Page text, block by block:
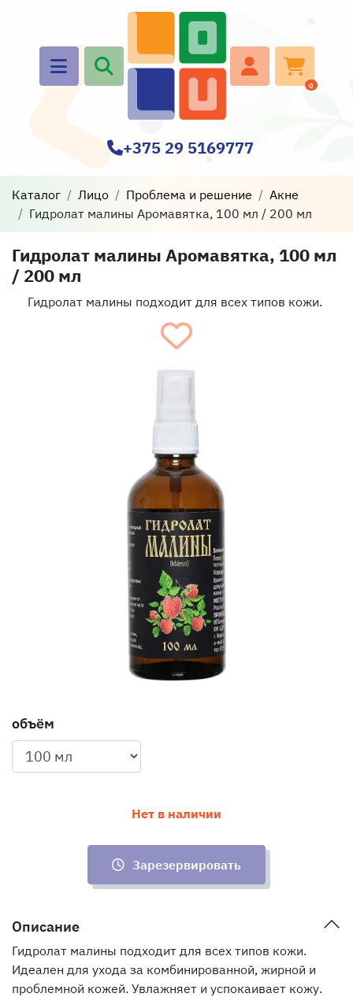
0
+375 29 5169777
Каталог Лицо Проблема и решение
Акне
Гидролат малины Аромавятка, 100 мл / 200 мл
Гидролат малины Аромавятка, 100 мл
/ 200 мл
Гидролат малины подходит для всех типов кожи.
объём
Нет в наличии
Зарезервировать
Описание
Гидролат малины подходит для всех типов кожи.
Идеален для ухода за комбинированной, жирной и
проблемной кожей. Увлажняет и успокаивает кожу.